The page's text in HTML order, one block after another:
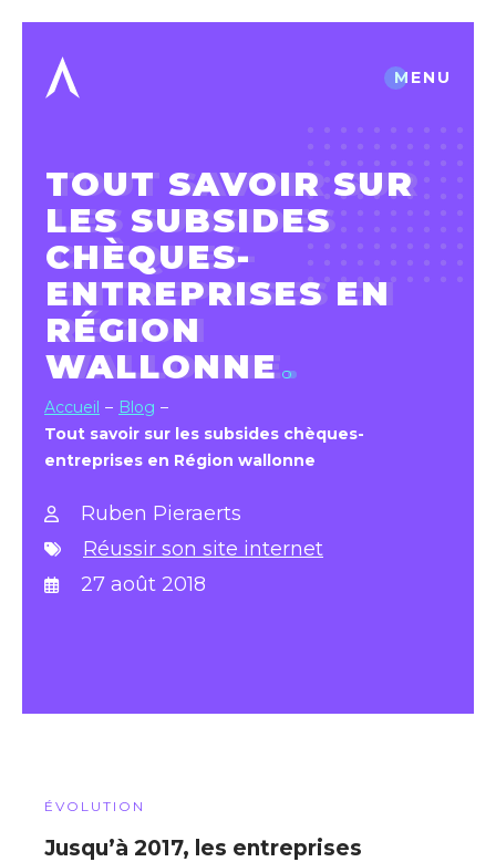
MENU
TOUT SAVOIR SUR
LES SUBSIDES
CHÈQUES-
ENTREPRISES EN
RÉGION
WALLONNE
Accueil
Blog
Tout savoir sur les subsides chèques-
entreprises en Région wallonne
Ruben Pieraerts
Réussir son site internet
27 août 2018
ÉVOLUTION
Jusqu’à 2017, les entreprises